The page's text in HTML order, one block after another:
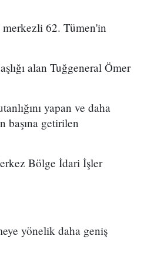
merkezli 62. Tümen'in
alan Tuğgeneral Ömer
yapan ve daha
başına getirilen
Bölge İdari İşler
yönelik daha geniş